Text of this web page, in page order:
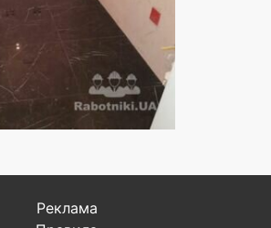
Реклама